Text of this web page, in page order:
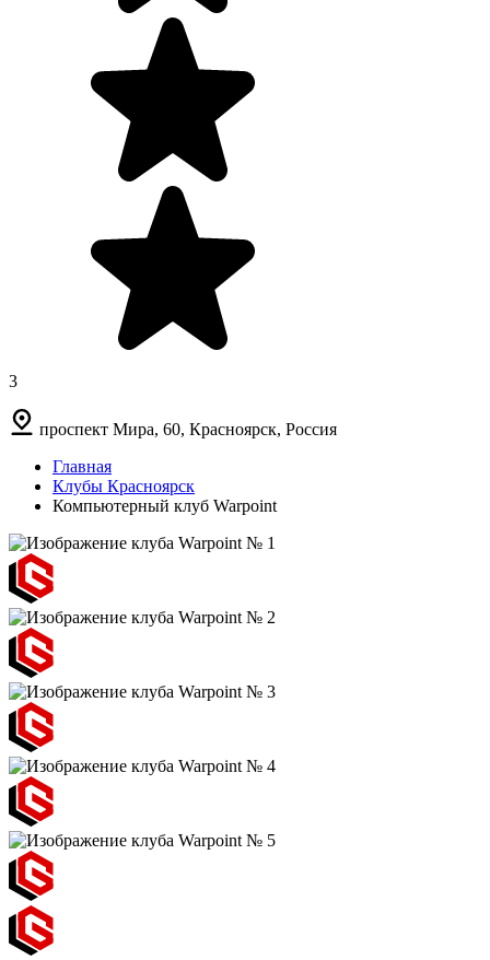
3
проспект Мира, 60, Красноярск, Россия
Главная
Клубы Красноярск
Компьютерный клуб Warpoint